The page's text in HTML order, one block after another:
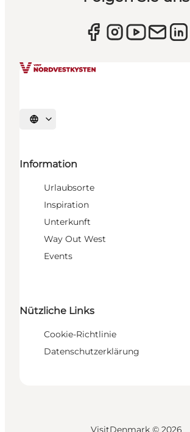
Sprache auswählen
Information
Urlaubsorte
Inspiration
Unterkunft
Way Out West
Events
Nützliche Links
Cookie-Richtlinie
Datenschutzerklärung
VisitDenmark © 2026